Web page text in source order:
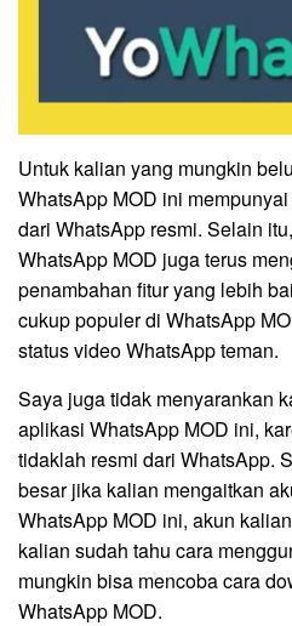
Untuk kalian yang mungkin
WhatsApp MOD ini
dari WhatsApp resmi. Selain
WhatsApp MOD juga terus
penambahan fitur yang lebih
cukup populer di WhatsApp
status video WhatsApp teman.
Saya juga tidak menyarankan
aplikasi WhatsApp MOD ini,
tidaklah resmi dari WhatsApp.
besar jika kalian mengaitkan
WhatsApp MOD ini, akun
kalian sudah tahu cara
mungkin bisa mencoba cara
WhatsApp MOD.